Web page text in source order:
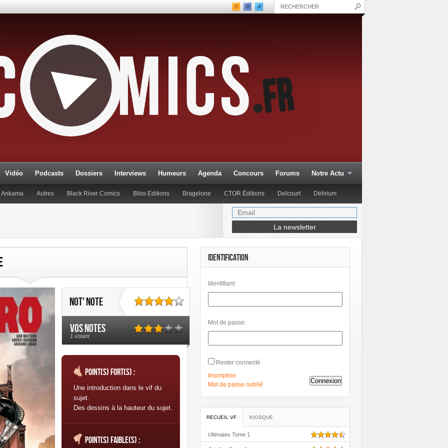
Vidéo Podcasts Dossiers Interviews Humeurs Agenda Concours Forums Notre Actu
Ankama Autres Black River Comics Bliss Editions Bragelone CTOR Éditions Delcourt Délirium
Glénat Glénat Comics
Panini Comics Petit à Petit Phileas Philéas
Not' note
Vos notes
1 votant
Point(s) fort(s) :
Une introduction dans le vif du
sujet.
Des dessins à la hauteur du sujet.
Point(s) faible(s) :
IDENTIFICATION
Identifiant:
Mot de passe:
Rester connecté
Connexion
Inscription
Mot de passe oublié
RECUEIL VF KIOSQUE
Ultimates Tome 1